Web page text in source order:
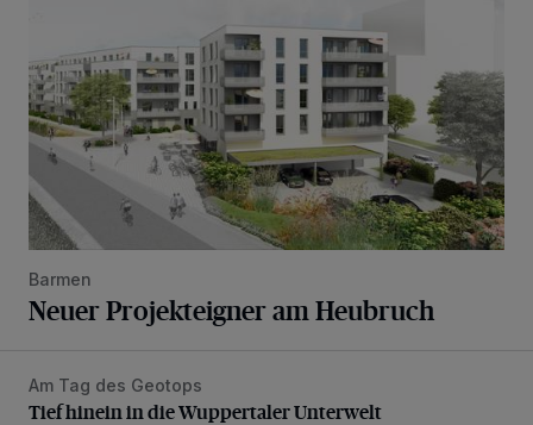
Barmen
Neuer Projekteigner am Heubruch
Tief hinein in die Wuppertaler Unterwelt
Am Tag des Geotops
Tief hinein in die Wuppertaler Unterwelt